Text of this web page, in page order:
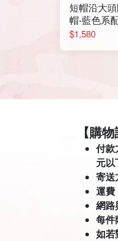
短帽沿大
帽-藍色系
騰
$1,580
【購
付款
元以
寄送
運費
網路
每件
如若